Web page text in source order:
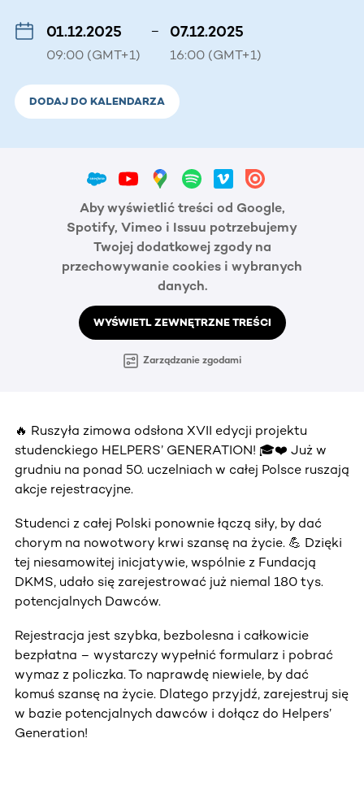
01.12.2025
09:00 (GMT+1)
– 07.12.2025
16:00 (GMT+1)
DODAJ DO KALENDARZA
Aby wyświetlić treści od Google,
Spotify, Vimeo i Issuu potrzebujemy
Twojej dodatkowej zgody na
przechowywanie cookies i wybranych
danych.
WYŚWIETL ZEWNĘTRZNE TREŚCI
Zarządzanie zgodami
🔥 Ruszyła zimowa odsłona XVII edycji projektu
studenckiego HELPERS’ GENERATION! 🎓❤️ Już w
grudniu na ponad 50. uczelniach w całej Polsce ruszają
akcje rejestracyjne.
Studenci z całej Polski ponownie łączą siły, by dać
chorym na nowotwory krwi szansę na życie. 💪 Dzięki
tej niesamowitej inicjatywie, wspólnie z Fundacją
DKMS, udało się zarejestrować już niemal 180 tys.
potencjalnych Dawców.
Rejestracja jest szybka, bezbolesna i całkowicie
bezpłatna – wystarczy wypełnić formularz i pobrać
wymaz z policzka. To naprawdę niewiele, by dać
komuś szansę na życie. Dlatego przyjdź, zarejestruj się
w bazie potencjalnych dawców i dołącz do Helpers’
Generation!